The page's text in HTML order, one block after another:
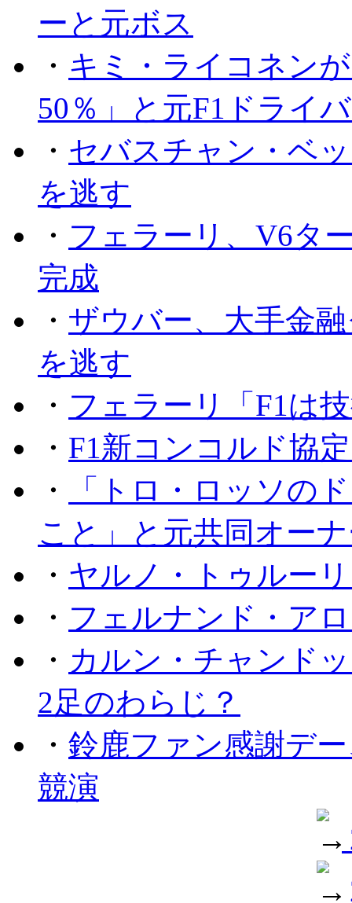
ーと元ボス
・ キミ・ライコネン
50％」と元F1ドライ
・ セバスチャン・ベ
を逃す
・ フェラーリ、V6タ
完成
・ ザウバー、大手金
を逃す
・ フェラーリ「F1は
・ F1新コンコルド協
・
「トロ・ロッソの
こと」と元共同オー
・ ヤルノ・トゥルー
・ フェルナンド・ア
・ カルン・チャンド
2足のわらじ？
・ 鈴鹿ファン感謝デ
競演